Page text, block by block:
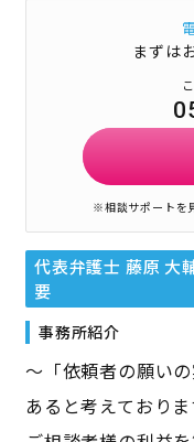
まずは
※相談サポートを
代表弁護士 藤原 大
要
事務所紹介
～「依頼者の願い
あると考えており